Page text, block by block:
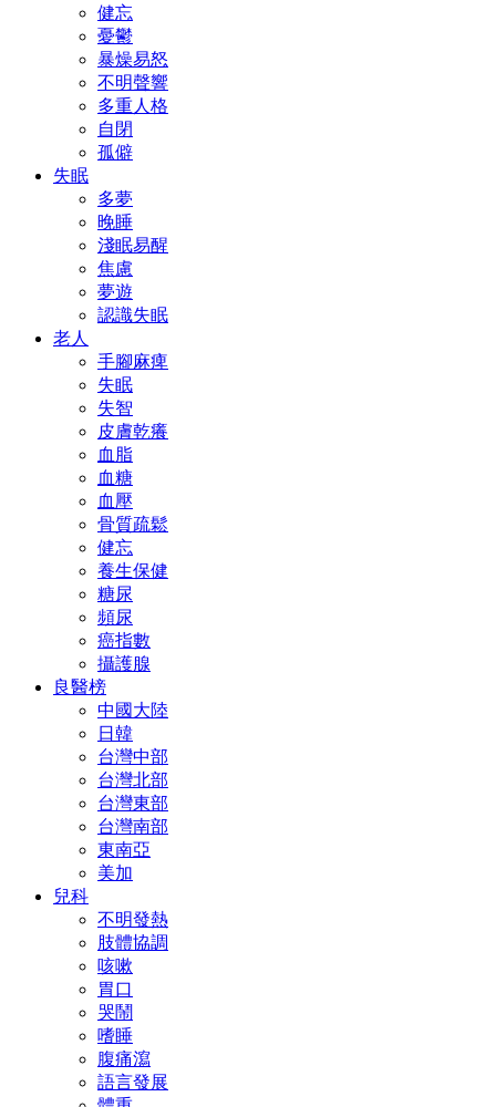
健忘
憂鬱
暴燥易怒
不明聲響
多重人格
自閉
孤僻
失眠
多夢
晚睡
淺眠易醒
焦慮
夢遊
認識失眠
老人
手腳麻痺
失眠
失智
皮膚乾癢
血脂
血糖
血壓
骨質疏鬆
健忘
養生保健
糖尿
頻尿
癌指數
攝護腺
良醫榜
中國大陸
日韓
台灣中部
台灣北部
台灣東部
台灣南部
東南亞
美加
兒科
不明發熱
肢體協調
咳嗽
胃口
哭鬧
嗜睡
腹痛瀉
語言發展